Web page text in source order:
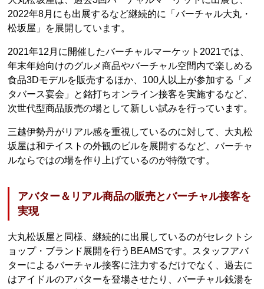
2022年8月にも出展するなど継続的に「バーチャル大丸・
松坂屋」を展開しています。
2021年12月に開催したバーチャルマーケット2021では、
年末年始向けのグルメ商品やバーチャル空間内で楽しめる
食品3Dモデルを販売するほか、100人以上が参加する「メ
タバース宴会」と銘打ちオンライン接客を実施するなど、
次世代型商品販売の場として新しい試みを行っています。
三越伊勢丹がリアル感を重視しているのに対して、大丸松
坂屋は和テイストの外観のビルを展開するなど、バーチャ
ルならではの場を作り上げているのが特徴です。
アバター＆リアル商品の販売とバーチャル接客を
実現
大丸松坂屋と同様、継続的に出展しているのがセレクトシ
ョップ・ブランド展開を行うBEAMSです。スタッフアバ
ターによるバーチャル接客に注力するだけでなく、過去に
はアイドルのアバターを登場させたり、バーチャル銭湯を